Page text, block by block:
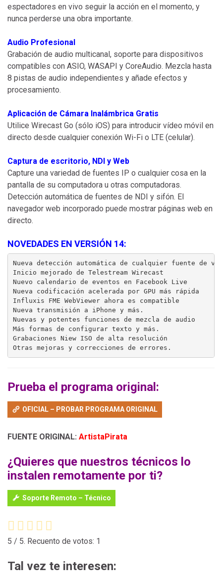
espectadores en vivo seguir la acción en el momento, y
nunca perderse una obra importante.
Audio Profesional
Grabación de audio multicanal, soporte para dispositivos
compatibles con ASIO, WASAPI y CoreAudio. Mezcla hasta
8 pistas de audio independientes y añade efectos y
procesamiento.
Aplicación de Cámara Inalámbrica Gratis
Utilice Wirecast Go (sólo iOS) para introducir vídeo móvil en
directo desde cualquier conexión Wi-Fi o LTE (celular).
Captura de escritorio, NDI y Web
Capture una variedad de fuentes IP o cualquier cosa en la
pantalla de su computadora u otras computadoras.
Detección automática de fuentes de NDI y sifón. El
navegador web incorporado puede mostrar páginas web en
directo.
NOVEDADES EN VERSIÓN 14:
Nueva detección automática de cualquier fuente de
Inicio mejorado de Telestream Wirecast
Nuevo calendario de eventos en Facebook Live
Nueva codificación acelerada por GPU más rápida
Influxis FME WebViewer ahora es compatible
Nueva transmisión a iPhone y más.
Nuevas y potentes funciones de mezcla de audio
Más formas de configurar texto y más.
Grabaciones Niew ISO de alta resolución
Otras mejoras y correcciones de errores.
Prueba el programa original:
OFICIAL – PROBAR PROGRAMA ORIGINAL
FUENTE ORIGINAL: ArtistaPirata
¿Quieres que nuestros técnicos lo
instalen remotamente por ti?
Soporte Remoto – Técnico
5 / 5. Recuento de votos: 1
Tal vez te interesen: